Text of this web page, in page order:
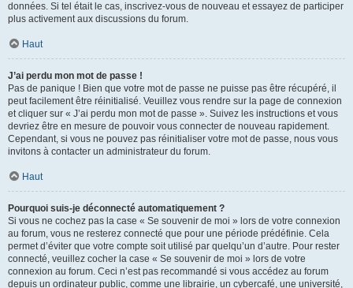
données. Si tel était le cas, inscrivez-vous de nouveau et essayez de participer
plus activement aux discussions du forum.
Haut
J’ai perdu mon mot de passe !
Pas de panique ! Bien que votre mot de passe ne puisse pas être récupéré, il
peut facilement être réinitialisé. Veuillez vous rendre sur la page de connexion
et cliquer sur « J’ai perdu mon mot de passe ». Suivez les instructions et vous
devriez être en mesure de pouvoir vous connecter de nouveau rapidement.
Cependant, si vous ne pouvez pas réinitialiser votre mot de passe, nous vous
invitons à contacter un administrateur du forum.
Haut
Pourquoi suis-je déconnecté automatiquement ?
Si vous ne cochez pas la case « Se souvenir de moi » lors de votre connexion
au forum, vous ne resterez connecté que pour une période prédéfinie. Cela
permet d’éviter que votre compte soit utilisé par quelqu’un d’autre. Pour rester
connecté, veuillez cocher la case « Se souvenir de moi » lors de votre
connexion au forum. Ceci n’est pas recommandé si vous accédez au forum
depuis un ordinateur public, comme une librairie, un cybercafé, une université,